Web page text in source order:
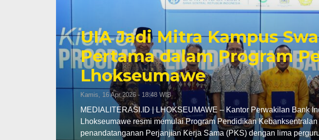
UIA Jadi Mitra Kampus
Pertama dalam Program
Lhokseumawe
Kamis, 16 Apr 2026 - 18:48 WIB
MEDIALITERASI.ID | LHOKSEUMAWE – Kantor Perwakilan Bank
Lhokseumawe resmi memulai Program Pendidikan
penandatanganan Perjanjian Kerja Sama (PKS) dengan lima